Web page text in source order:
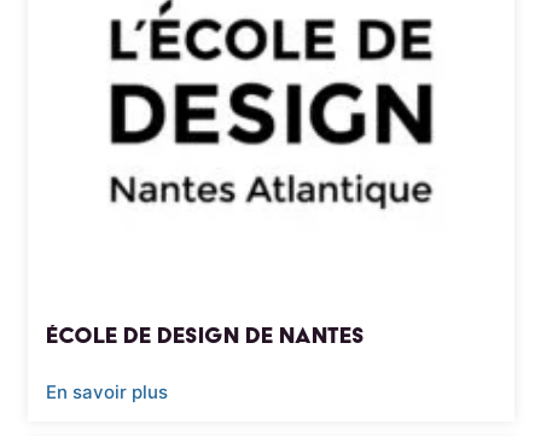
École de Design de Nantes
En savoir plus